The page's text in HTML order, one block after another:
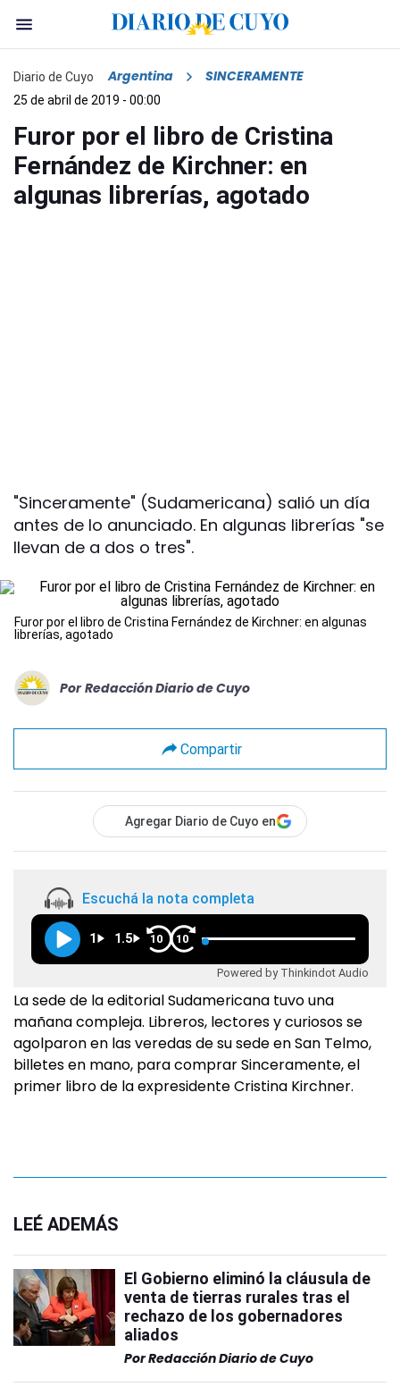
Diario de Cuyo Argentina SINCERAMENTE
25 de abril de 2019 - 00:00
Furor por el libro de Cristina
Fernández de Kirchner: en
algunas librerías, agotado
"Sinceramente" (Sudamericana) salió un día
antes de lo anunciado. En algunas librerías "se
llevan de a dos o tres".
Furor por el libro de Cristina Fernández de Kirchner: en algunas
librerías, agotado
Por Redacción Diario de Cuyo
Compartir
Agregar Diario de Cuyo en
Escuchá la nota completa
1 1.5 10 10
Powered by Thinkindot Audio
La sede de la editorial Sudamericana tuvo una
mañana compleja. Libreros, lectores y curiosos se
agolparon en las veredas de su sede en San Telmo,
billetes en mano, para comprar Sinceramente, el
primer libro de la expresidente Cristina Kirchner.
LEÉ ADEMÁS
El Gobierno eliminó la cláusula de
venta de tierras rurales tras el
rechazo de los gobernadores
aliados
PorRedacción Diario de Cuyo